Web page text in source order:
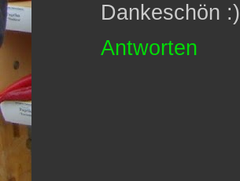
Dankeschön :)
Antworten